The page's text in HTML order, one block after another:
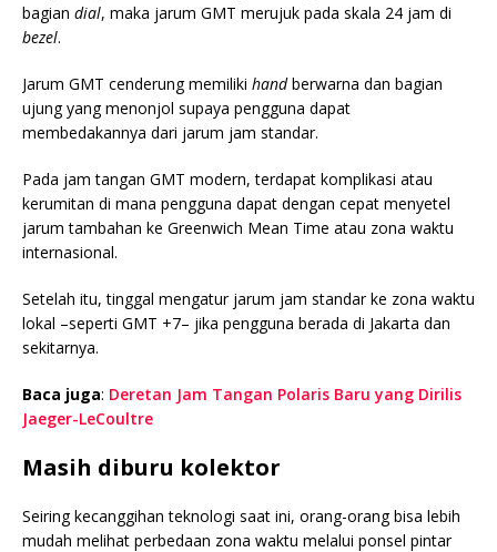
bagian dial, maka jarum GMT merujuk pada skala 24 jam di
bezel.
Jarum GMT cenderung memiliki handberwarna dan bagian
ujung yang menonjol supaya pengguna dapat
membedakannya dari jarum jam standar.
Pada jam tangan GMT modern, terdapat komplikasi atau
kerumitan di mana pengguna dapat dengan cepat menyetel
jarum tambahan ke Greenwich Mean Time atau zona waktu
internasional.
Setelah itu, tinggal mengatur jarum jam standar ke zona waktu
lokal –seperti GMT +7– jika pengguna berada di Jakarta dan
sekitarnya.
Baca juga: Deretan Jam Tangan Polaris Baru yang Dirilis
Jaeger-LeCoultre
Masih diburu kolektor
Seiring kecanggihan teknologi saat ini, orang-orang bisa lebih
mudah melihat perbedaan zona waktu melalui ponsel pintar